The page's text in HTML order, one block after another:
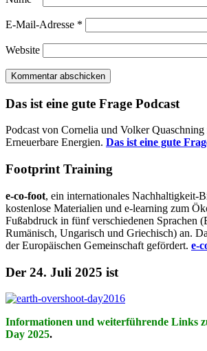
E-Mail-Adresse *
Website
Das ist eine gute Frage Podcast
Podcast von Cornelia und Volker
Erneuerbare Energien. Das ist eine gute
Footprint Training
e-co-foot, ein internationales Nachhaltigkeit-
kostenlose Materialien und e-learning zum
Fußabdruck in fünf verschiedenen Sprachen
Rumänisch, Ungarisch und Griechisch) an.
der Europäischen Gemeinschaft gefördert. e-
Der 24. Juli 2025 ist
Informationen und weiterführende Links
Day 2025.